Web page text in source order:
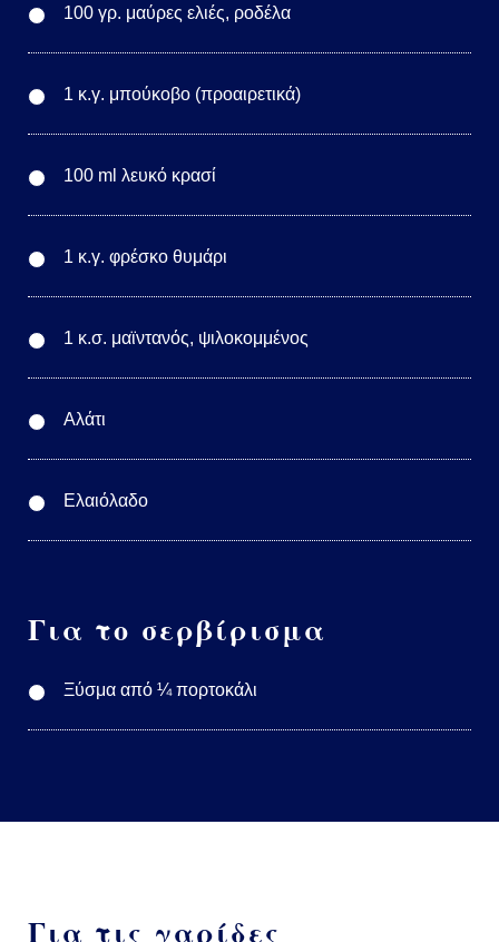
100 γρ. μαύρες ελιές, ροδέλα
1 κ.γ. μπούκοβο (προαιρετικά)
100 ml λευκό κρασί
1 κ.γ. φρέσκο θυμάρι
1 κ.σ. μαϊντανός, ψιλοκομμένος
Αλάτι
Ελαιόλαδο
Για το σερβίρισμα
Ξύσμα από ¼ πορτοκάλι
Για τις γαρίδες